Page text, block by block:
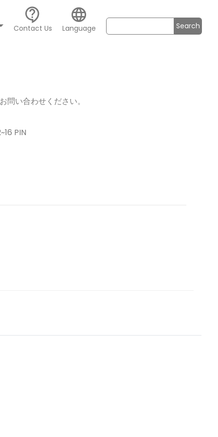
contact_support
Contact Us
language
Language Search
問い合わせください。
PIN